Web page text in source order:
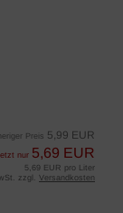
Preis 5,99 EUR
nur 5,69 EUR
5,69 EUR pro Liter
zzgl. Versandkosten